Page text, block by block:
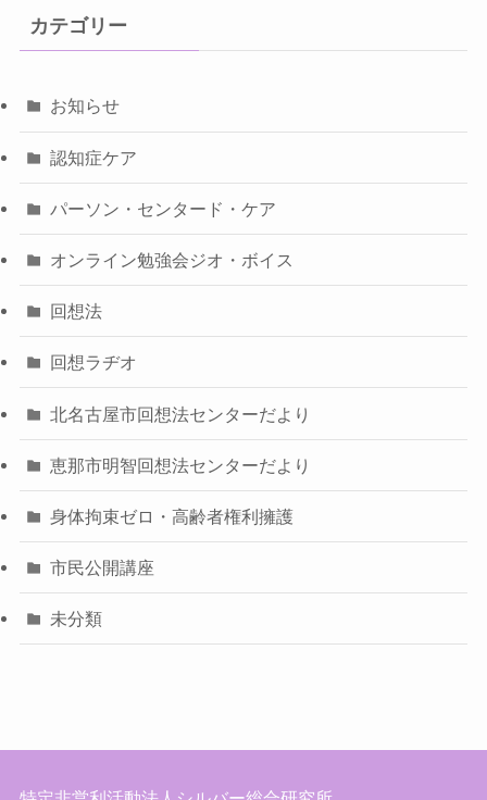
カテゴリー
お知らせ
認知症ケア
パーソン・センタード・ケア
オンライン勉強会ジオ・ボイス
回想法
回想ラヂオ
北名古屋市回想法センターだより
恵那市明智回想法センターだより
身体拘束ゼロ・高齢者権利擁護
市民公開講座
未分類